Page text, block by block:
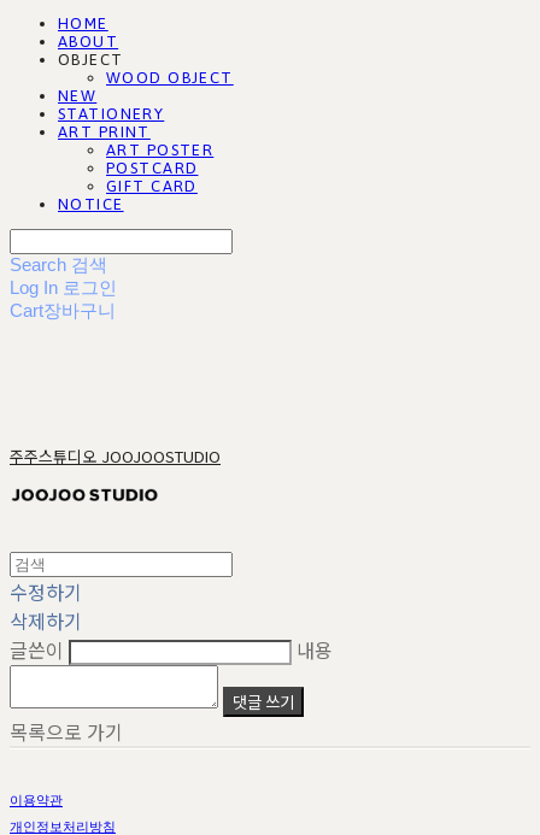
HOME
ABOUT
OBJECT
WOOD OBJECT
NEW
STATIONERY
ART PRINT
ART POSTER
POSTCARD
GIFT CARD
NOTICE
Search 검색
Log In 로그인
Cart장바구니
주주스튜디오 JOOJOOSTUDIO
수정하기
삭제하기
글쓴이
내용
댓글 쓰기
목록으로 가기
이용약관
개인정보처리방침